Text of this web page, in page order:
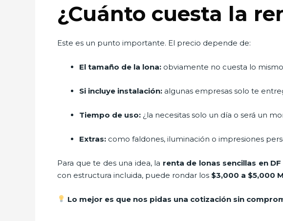
¿Cuánto cuesta la
Este es un punto importante. El precio depende de:
El tamaño de la lona: obviamente no cuesta lo
Si incluye instalación: algunas empresas solo te
Tiempo de uso: ¿la necesitas solo un día o será un
Extras: como faldones, iluminación o impresiones
Para que te des una idea, la renta de lonas sencillas en
con estructura incluida, puede rondar los $3,000 a $5,000
Lo mejor es que nos pidas una cotización sin